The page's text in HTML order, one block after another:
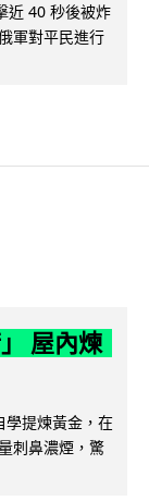
近 40 秒後被炸
軍對平民進行
屋內煉
學提煉黃金，在
刺鼻濃煙，驚